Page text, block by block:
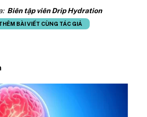
Biên tập viên Drip Hydration
BÀI VIẾT CÙNG TÁC GIẢ